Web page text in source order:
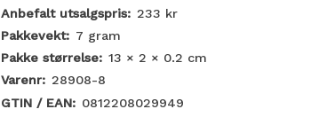
Anbefalt utsalgspris: 233 kr
Pakkevekt: 7 gram
Pakke størrelse: 13 × 2 × 0.2 cm
Varenr: 28908-8
GTIN / EAN: 0812208029949